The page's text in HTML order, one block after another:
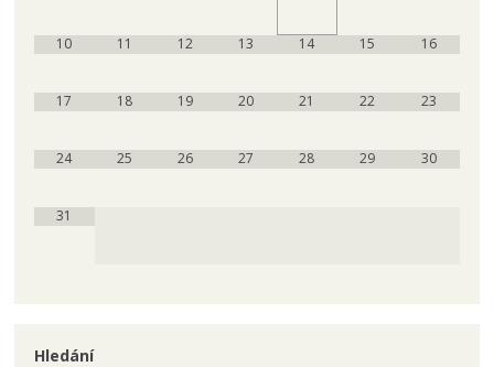
10 11 12 13 14 15 16
17 18 19 20 21 22 23
24 25 26 27 28 29 30
31
Hledání